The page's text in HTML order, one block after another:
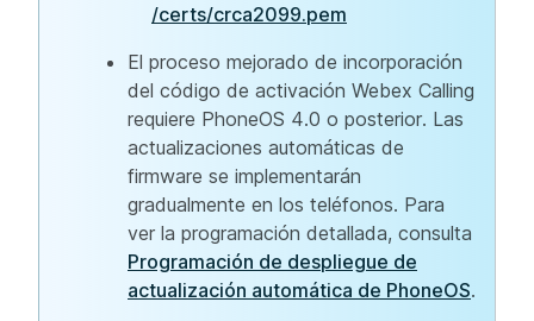
/certs/crca2099.pem
El proceso mejorado de incorporación
del código de activación Webex Calling
requiere PhoneOS 4.0 o posterior. Las
actualizaciones automáticas de
firmware se implementarán
gradualmente en los teléfonos. Para
ver la programación detallada, consulta
Programación de despliegue de
actualización automática de PhoneOS.